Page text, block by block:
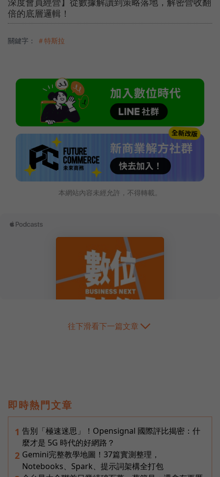
倍的底層邏輯！
關鍵字： ＃特斯拉
本網站內容未經允許，不得轉載。
往下滑看下一篇文章
即時熱門文章
1 告別「極速迷思」！Opensignal 國際評比揭密：什
麼才是 5G 時代的好網路？
2 Gemini完整教學地圖！37篇實測整理，
Notebooks、Spark、提示詞架構全打包